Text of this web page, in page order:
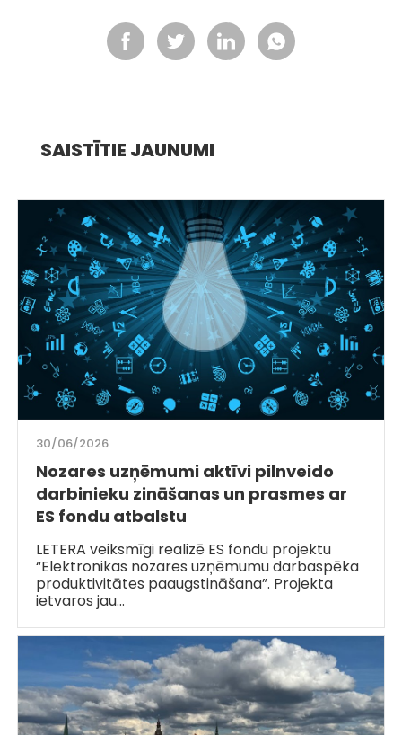
SAISTĪTIE JAUNUMI
30/06/2026
Nozares uzņēmumi aktīvi pilnveido
darbinieku zināšanas un prasmes ar
ES fondu atbalstu
LETERA veiksmīgi realizē ES fondu projektu
“Elektronikas nozares uzņēmumu darbaspēka
produktivitātes paaugstināšana”. Projekta
ietvaros jau…